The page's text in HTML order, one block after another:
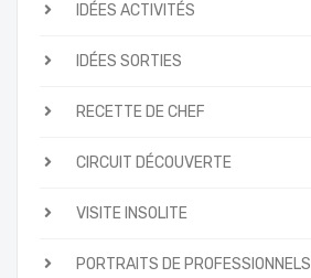
IDÉES ACTIVITÉS
IDÉES SORTIES
RECETTE DE CHEF
CIRCUIT DÉCOUVERTE
VISITE INSOLITE
PORTRAITS DE PROFESSIONNELS